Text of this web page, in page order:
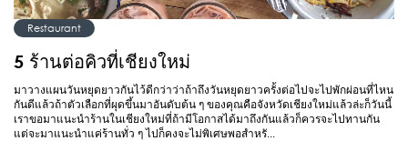
Restaurant
5 ร้านต่อคิวที่เชียงใหม่
มาวางแผนวันหยุดยาวกันไว้ดีกว่าว่าถ้าถึงวันหยุดยาวครั้งต่อไปจะไปพักผ่อนที่ไหน
กันดีแล้วถ้าตัวเลือกที่ผุดขึ้นมาอันดับต้น ๆ ของคุณคือจังหวัดเชียงใหม่แล้วล่ะก็วันนี้
เราขอมาแนะนำร้านในเชียงใหม่ที่ถ้ามีโอกาสได้มาถึงกันแล้วก็ควรจะไปทานกัน
แต่จะมาแนะนำแค่ร้านทั่ว ๆ ไปก็คงจะไม่พิเศษพอสำหรั...